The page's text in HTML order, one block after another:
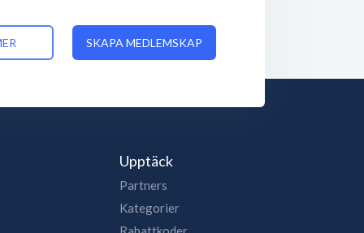
SKAPA MEDLEMSKAP
Upptäck
Partners
Kategorier